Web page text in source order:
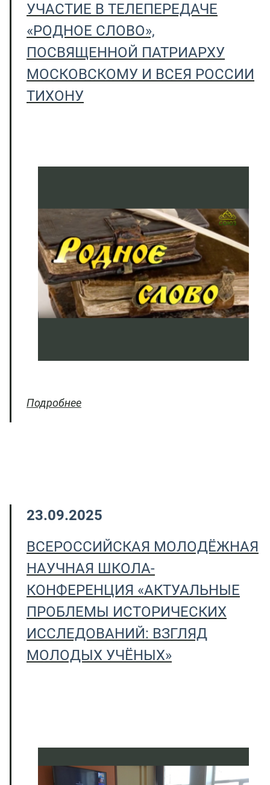
УЧАСТИЕ В ТЕЛЕПЕРЕДАЧЕ
«РОДНОЕ СЛОВО»,
ПОСВЯЩЕННОЙ ПАТРИАРХУ
МОСКОВСКОМУ И ВСЕЯ РОССИИ
ТИХОНУ
Подробнее
23.09.2025
ВСЕРОССИЙСКАЯ МОЛОДЁЖНАЯ
НАУЧНАЯ ШКОЛА-
КОНФЕРЕНЦИЯ «АКТУАЛЬНЫЕ
ПРОБЛЕМЫ ИСТОРИЧЕСКИХ
ИССЛЕДОВАНИЙ: ВЗГЛЯД
МОЛОДЫХ УЧЁНЫХ»